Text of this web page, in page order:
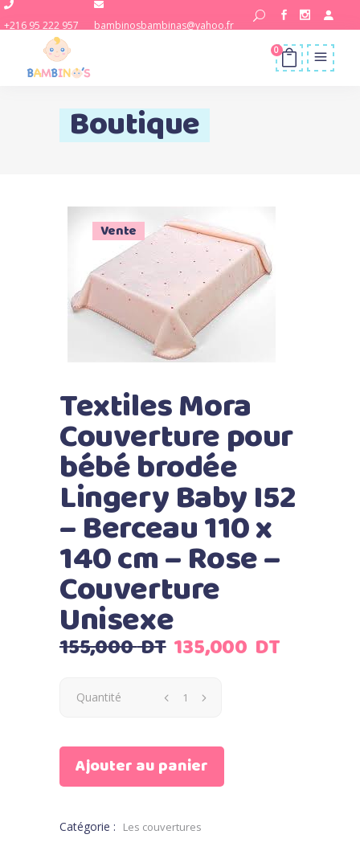
+216 95 222 957 bambinosbambinas@yahoo.fr
0
Boutique
Vente
Textiles Mora
Couverture pour
bébé brodée
Lingery Baby I52
– Berceau 110 x
140 cm – Rose –
Couverture
Unisexe
155,000DT Le
initial
était :
DT.
135,000 DT
Quantité
Ajouter au panier
Catégorie : Les couvertures